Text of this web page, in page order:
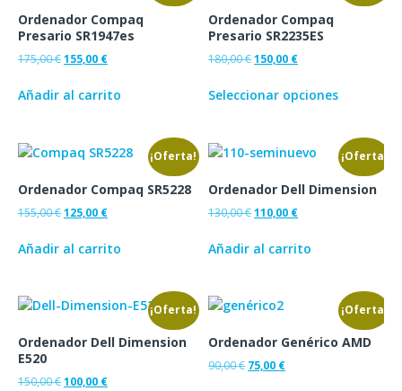
Ordenador Compaq
Presario SR1947es
175,00€155,00 €
Añadir al carrito
Ordenador Compaq
Presario SR2235ES
180,00€150,00 €
Seleccionar opciones
¡Oferta!
Ordenador Compaq SR5228
155,00€125,00 €
Añadir al carrito
¡Oferta!
Ordenador Dell Dimension
130,00€110,00 €
Añadir al carrito
¡Oferta!
Ordenador Dell Dimension
E520
150,00€100,00 €
¡Oferta!
Ordenador Genérico AMD
90,00€ 75,00 €